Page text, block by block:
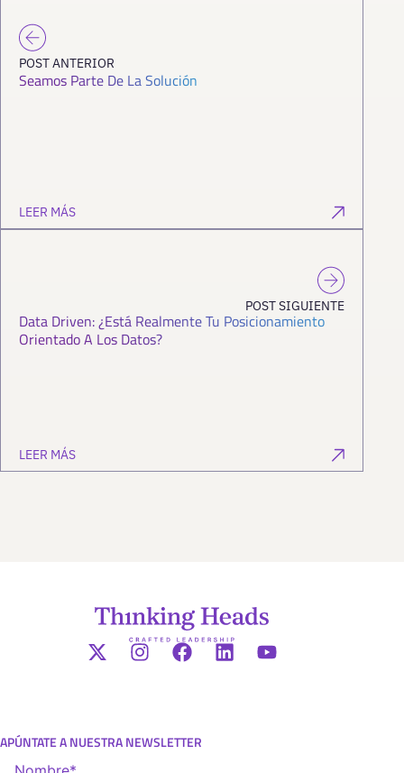
POST ANTERIOR
Seamos Parte De La Solución
LEER MÁS
POST SIGUIENTE
Data Driven: ¿está Realmente Tu Posicionamiento
Orientado A Los Datos?
LEER MÁS
APÚNTATE A NUESTRA NEWSLETTER